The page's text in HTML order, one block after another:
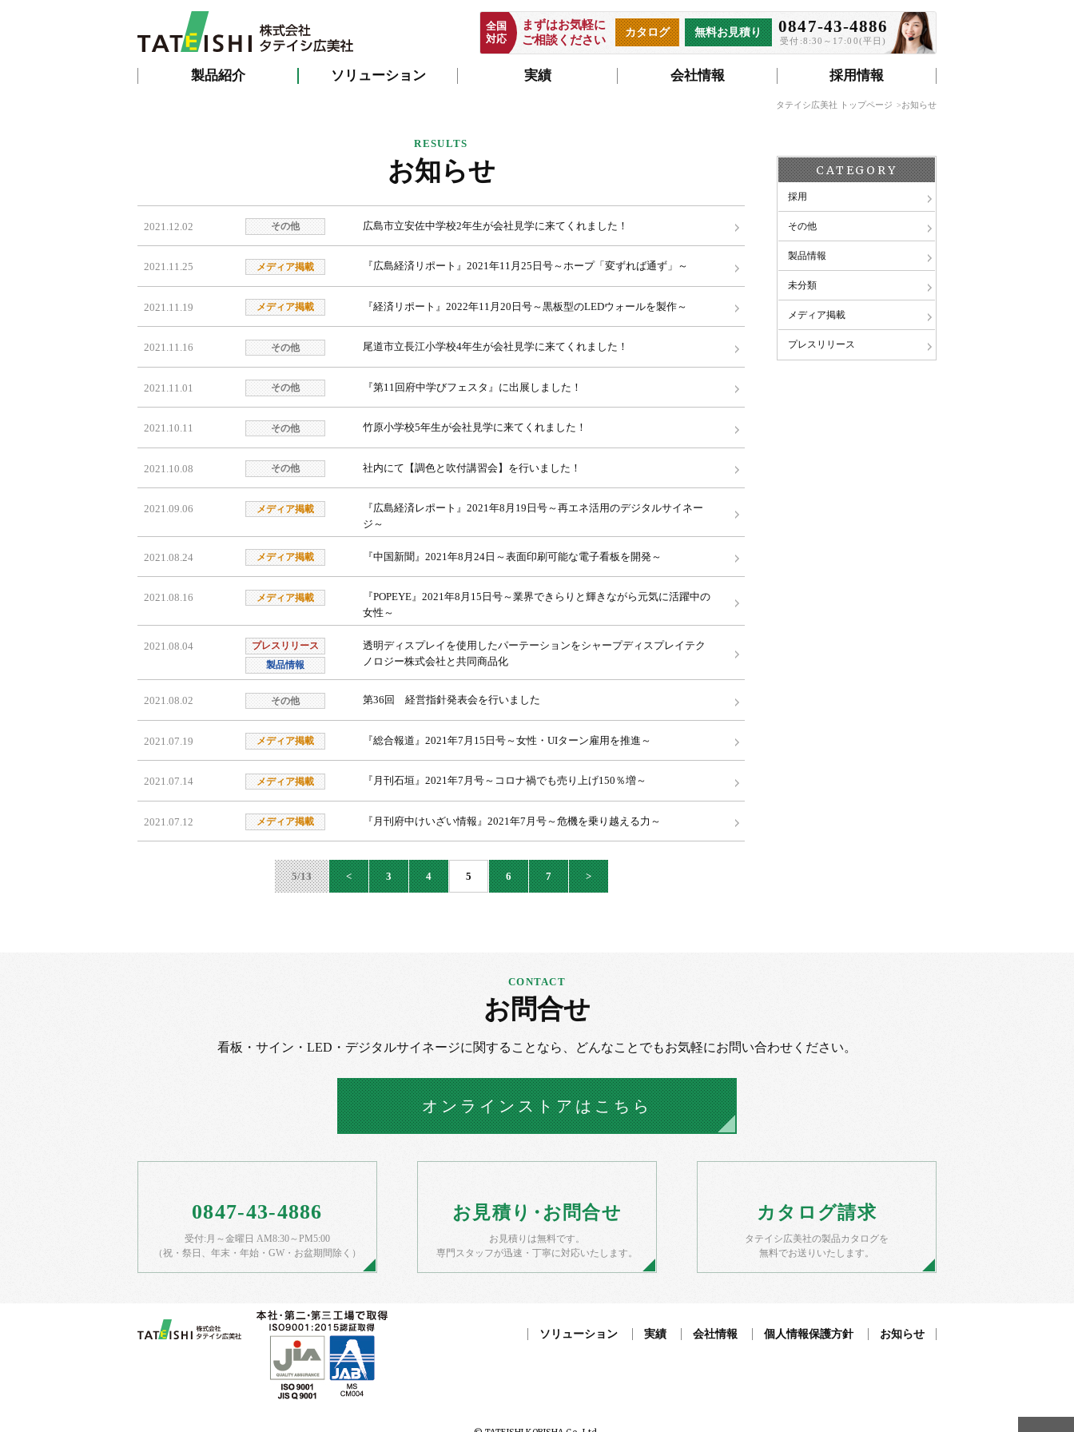
製品紹介 ソリューション 実績 会社情報 採用情報
0847-43-4886
受付:8:30～17:00(平日)
無料お見積り
カタログ
まずはお気軽に
ご相談ください
全国
対応
タテイシ広美社 トップページ お知らせ
お知らせ
2021.12.02 その他 広島市立安佐中学校2年生が会社見学に来てくれました！
2021.11.25 メディア掲載 『 広島経済リポート』2021年11月25日号～ホープ「変ずれば通ず」～
2021.11.19 メディア掲載 『 経 済 リポート』2022年11月20日号～黒板型のLEDウォールを製作～
2021.11.16 その他 尾道市立長江小学校4年生が会社見学に来てくれました！
2021.11.01 その他 『第11回府中学びフェスタ』に出展しました！
2021.10.11 その他 竹原小学校5年生が会社見学に来てくれました！
2021.10.08 その他 社内にて【調色と吹付講習会】を行いました！
2021.09.06 メディア掲載
『 広 島 経 済 レ ポ ート』2021年8月19日号～再エネ活用のデジタルサイネー
ジ～
2021.08.24 メディア掲載 『中国新聞』2021年8月24日～表面印刷可能な電子看板を開発～
2021.08.16 メディア掲載
『POPEYE』2021年8月15日号～業界できらりと輝きながら元気に活躍中の
女性～
2021.08.04
プレスリリース
製品情報
透明ディスプレイを使用したパーテーションをシャープディスプレイテク
ノロジー株式会社と共同商品化
2021.08.02 その他 第36回 経営指針発表会を行いました
2021.07.19 メディア掲載 『総合報道』2021年7月15日号～女性・UIターン雇用を推進～
2021.07.14 メディア掲載 『月刊石垣』2021年7月号～コロナ禍でも売り上げ150％増～
2021.07.12 メディア掲載 『月刊府中けいざい情報』2021年7月号～危機を乗り越える力～
5/13 < 3 4 5 6 7 >
CATEGORY
採用
その他
製品情報
未分類
メディア掲載
プレスリリース
お問合せ
看板・サイン・LED・デジタルサイネージに関することなら、 どんなことでもお気軽にお問い合わせください。
オンラインストアはこちら
0847-43-4886
受付:月～金曜日 AM8:30～PM5:00
（祝・祭日、年末・年始・GW・お盆期間除く）
お 見積り・ お 問合せ
お見積りは無料です。
専門スタッフが迅速・丁寧に対応いたします。
カタログ請求
タテイシ広美社の製品カタログを
無料でお送りいたします。
ソリューション 実績 会社情報 個人情報保護方針 お知らせ